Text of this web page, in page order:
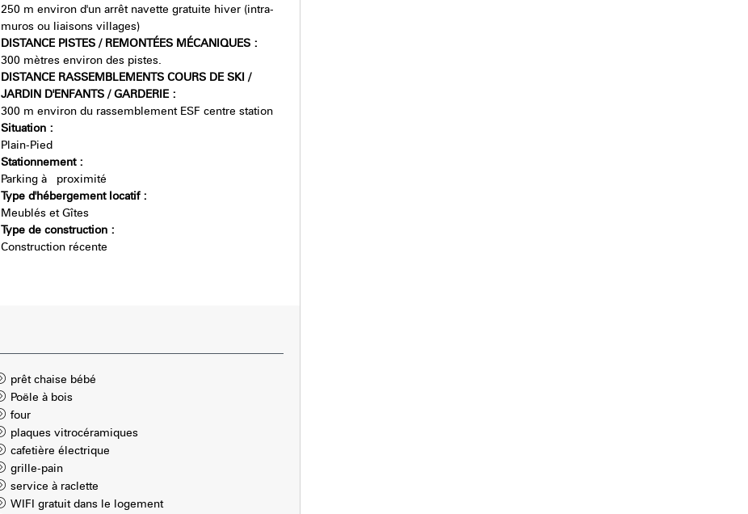
250 m environ d'un arrêt navette gratuite hiver (intra-
muros ou liaisons villages)
DISTANCE PISTES / REMONTÉES MÉCANIQUES :
300 mètres environ des pistes.
DISTANCE RASSEMBLEMENTS COURS DE SKI /
JARDIN D'ENFANTS / GARDERIE :
300 m environ du rassemblement ESF centre station
Situation :
Plain-Pied
Stationnement :
Parking à proximité
Type d'hébergement locatif :
Meublés et Gîtes
Type de construction :
Construction récente
prêt chaise bébé
Poële à bois
four
plaques vitrocéramiques
cafetière électrique
grille-pain
service à raclette
WIFI gratuit dans le logement